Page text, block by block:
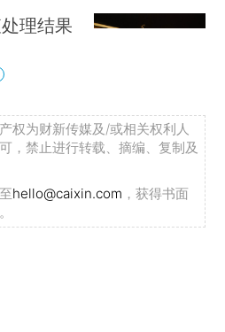
理结果
权为财新传媒及/或相关权利人
，禁止进行转载、摘编、复制及
hello@caixin.com ，获得书面